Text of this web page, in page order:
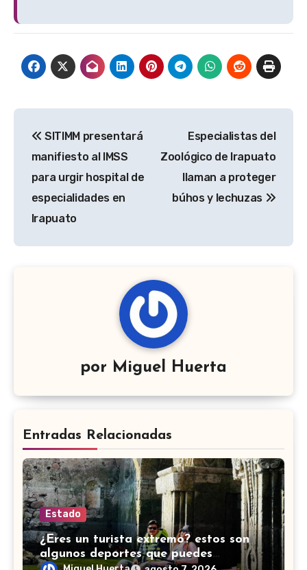
de
entradas
SITIMM presentará
manifiesto al IMSS
para urgir hospital de
especialidades en
Irapuato
Especialistas del
Zoológico de Irapuato
llaman a proteger
búhos y lechuzas
por Miguel Huerta
Entradas Relacionadas
Estado
¿Eres un turista extremo? estos son
algunos deportes que puedes